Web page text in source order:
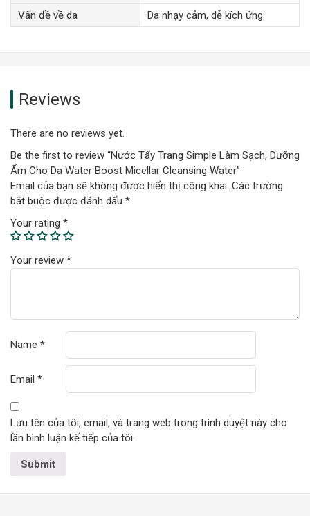
Vấn đề về da
Da nhạy cảm, dễ kích ứng
Reviews
There are no reviews yet.
Be the first to review “Nước Tẩy Trang Simple Làm Sạch, Dưỡng
Ẩm Cho Da Water Boost Micellar Cleansing Water”
Email của bạn sẽ không được hiển thị công khai. Các trường
bắt buộc được đánh dấu *
Your rating *
Your review *
Name *
Email *
Lưu tên của tôi, email, và trang web trong trình duyệt này cho
lần bình luận kế tiếp của tôi.